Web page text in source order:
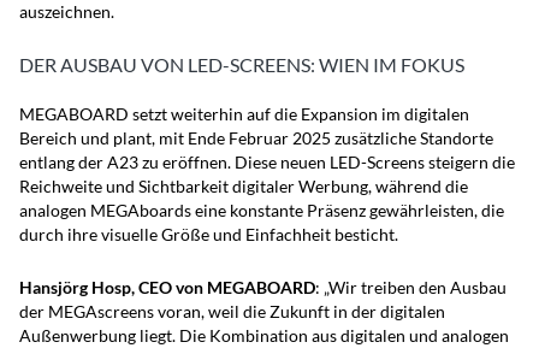
auszeichnen.
DER AUSBAU VON LED-SCREENS: WIEN IM FOKUS
MEGABOARD setzt weiterhin auf die Expansion im digitalen
Bereich und plant, mit Ende Februar 2025 zusätzliche Standorte
entlang der A23 zu eröffnen. Diese neuen LED-Screens steigern die
Reichweite und Sichtbarkeit digitaler Werbung, während die
analogen MEGAboards eine konstante Präsenz gewährleisten, die
durch ihre visuelle Größe und Einfachheit besticht.
Hansjörg Hosp, CEO von MEGABOARD: „Wir treiben den Ausbau
der MEGAscreens voran, weil die Zukunft in der digitalen
Außenwerbung liegt. Die Kombination aus digitalen und analogen